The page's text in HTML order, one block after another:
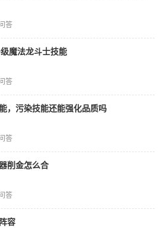
答
魔法龙斗士技能
答
，污染技能还能强化品质吗
答
削金怎么合
答
容